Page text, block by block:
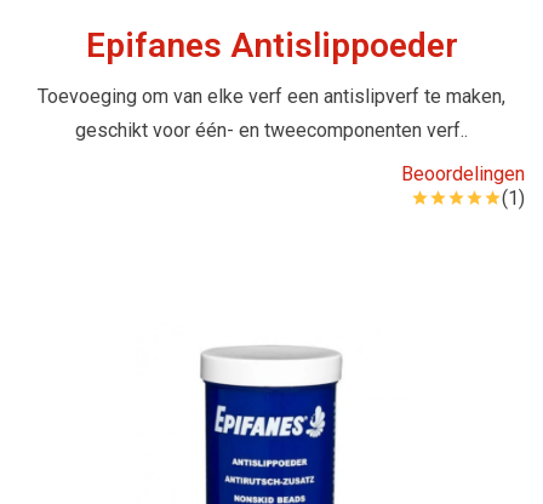
Epifanes Antislippoeder
Toevoeging om van elke verf een antislipverf te maken,
geschikt voor één- en tweecomponenten verf..
Beoordelingen
(1)